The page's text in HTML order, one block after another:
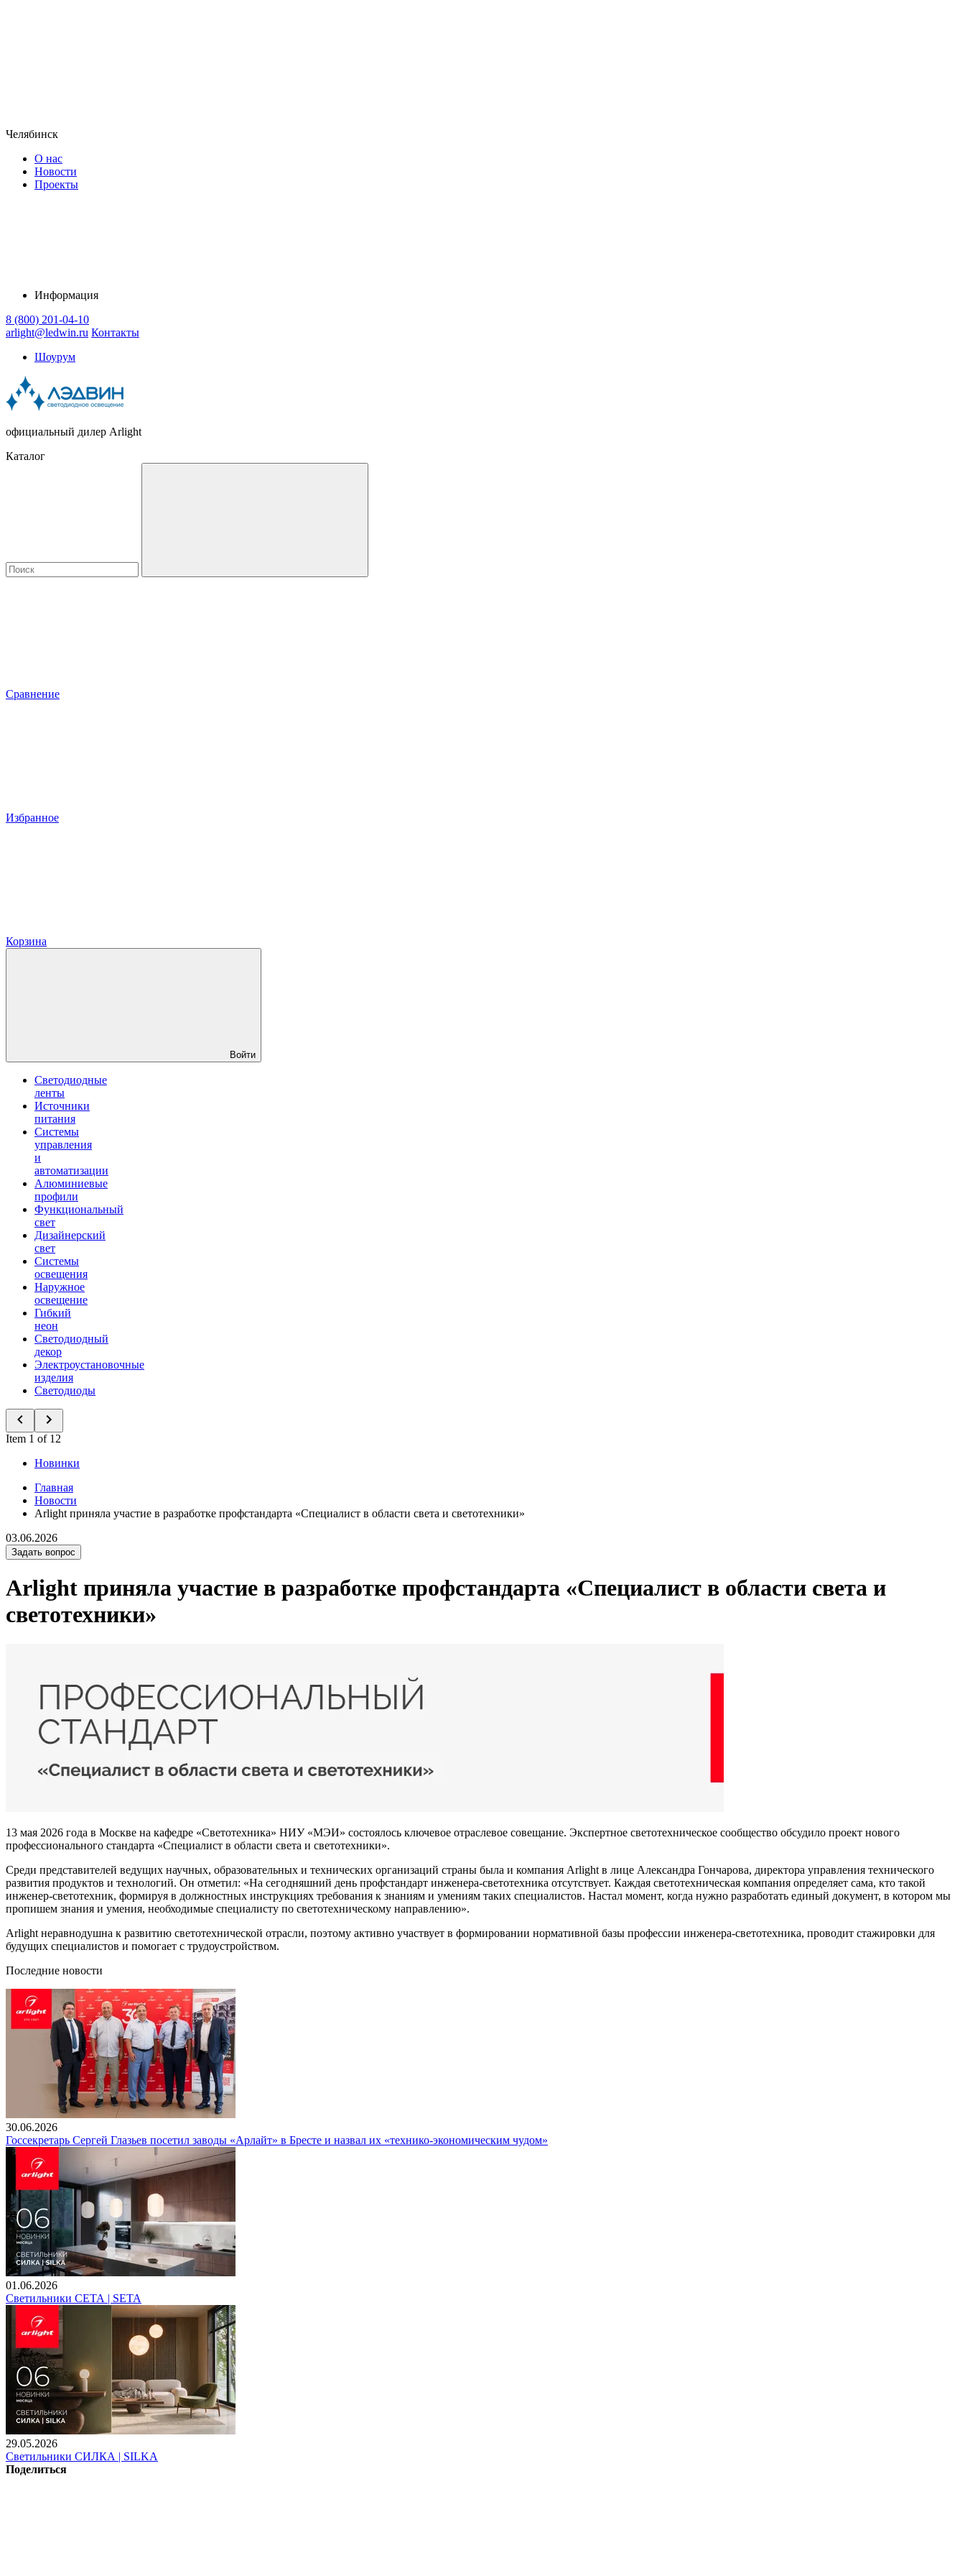
Челябинск
О нас
Новости
Проекты
Информация
8 (800) 201-04-10
arlight@ledwin.ru Контакты
Шоурум
официальный дилер Arlight
Каталог
Сравнение
Избранное
Корзина
Войти
Светодиодные
ленты
Источники
питания
Системы
управления
и
автоматизации
Алюминиевые
профили
Функциональный
свет
Дизайнерский
свет
Системы
освещения
Наружное
освещение
Гибкий
неон
Светодиодный
декор
Электроустановочные
изделия
Светодиоды
Item 1 of 12
Новинки
Главная
Новости
Arlight приняла участие в разработке профстандарта «Специалист в области света и светотехники»
03.06.2026
Задать вопрос
Arlight приняла участие в разработке профстандарта «Специалист в области света и
светотехники»
13 мая 2026 года в Москве на кафедре «Светотехника» НИУ «МЭИ» состоялось ключевое отраслевое совещание. Экспертное светотехническое сообщество обсудило проект нового
профессионального стандарта «Специалист в области света и светотехники».
Среди представителей ведущих научных, образовательных и технических организаций страны была и компания Arlight в лице Александра Гончарова, директора управления технического
развития продуктов и технологий. Он отметил: «На сегодняшний день профстандарт инженера-светотехника отсутствует. Каждая светотехническая компания определяет сама, кто такой
инженер-светотехник, формируя в должностных инструкциях требования к знаниям и умениям таких специалистов. Настал момент, когда нужно разработать единый документ, в котором мы
пропишем знания и умения, необходимые специалисту по светотехническому направлению».
Arlight неравнодушна к развитию светотехнической отрасли, поэтому активно участвует в формировании нормативной базы профессии инженера-светотехника, проводит стажировки для
будущих специалистов и помогает с трудоустройством.
Последние новости
30.06.2026
Госсекретарь Сергей Глазьев посетил заводы «Арлайт» в Бресте и назвал их «технико-экономическим чудом»
01.06.2026
Светильники СЕТА | SETA
29.05.2026
Светильники СИЛКА | SILKA
Поделиться